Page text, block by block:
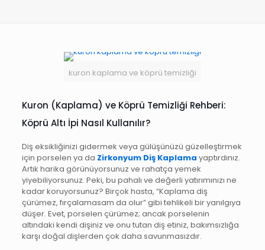
kuron kaplama ve köprü temizliği
Kuron (Kaplama) ve Köprü Temizliği Rehberi:
Köprü Altı İpi Nasıl Kullanılır?
Diş eksikliğinizi gidermek veya gülüşünüzü güzelleştirmek
için porselen ya da Zirkonyum Diş Kaplama yaptırdınız.
Artık harika görünüyorsunuz ve rahatça yemek
yiyebiliyorsunuz. Peki, bu pahalı ve değerli yatırımınızı ne
kadar koruyorsunuz? Birçok hasta, “Kaplama diş
çürümez, fırçalamasam da olur” gibi tehlikeli bir yanılgıya
düşer. Evet, porselen çürümez; ancak porselenin
altındaki kendi dişiniz ve onu tutan diş etiniz, bakımsızlığa
karşı doğal dişlerden çok daha savunmasızdır.